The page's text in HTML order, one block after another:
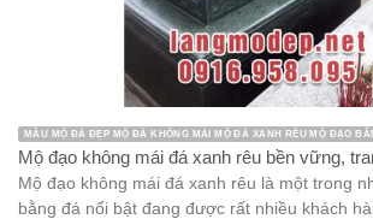
MẪU MỘ ĐÁ ĐẸP MỘ ĐÁ KHÔNG MÁI MỘ ĐÁ XANH RÊU MỘ ĐẠO
Mộ đạo không mái đá xanh rêu bền vững,
Mộ đạo không mái đá xanh rêu là một trong
bằng đá nổi bật đang được rất nhiều khách